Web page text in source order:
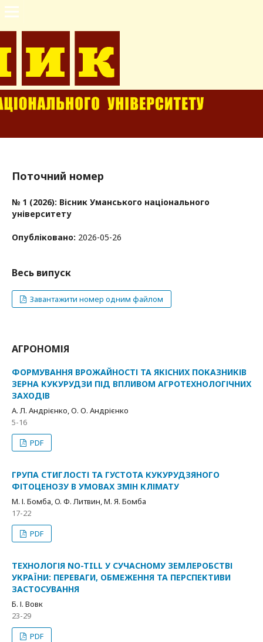
Поточний номер
№ 1 (2026): Вісник Уманського національного
університету
Опубліковано: 2026-05-26
Весь випуск
Завантажити номер одним файлом
АГРОНОМІЯ
ФОРМУВАННЯ ВРОЖАЙНОСТІ ТА ЯКІСНИХ ПОКАЗНИКІВ
ЗЕРНА КУКУРУДЗИ ПІД ВПЛИВОМ АГРОТЕХНОЛОГІЧНИХ
ЗАХОДІВ
А. Л. Андрієнко, О. О. Андрієнко
5-16
PDF
ГРУПА СТИГЛОСТІ ТА ГУСТОТА КУКУРУДЗЯНОГО
ФІТОЦЕНОЗУ В УМОВАХ ЗМІН КЛІМАТУ
М. І. Бомба, O. Ф. Литвин, М. Я. Бомба
17-22
PDF
ТЕХНОЛОГІЯ NO-TILL У СУЧАСНОМУ ЗЕМЛЕРОБСТВІ
УКРАЇНИ: ПЕРЕВАГИ, ОБМЕЖЕННЯ ТА ПЕРСПЕКТИВИ
ЗАСТОСУВАННЯ
Б. І. Вовк
23-29
PDF